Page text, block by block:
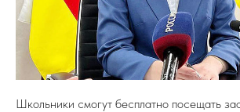
Школьники смогут бесплатно посещать